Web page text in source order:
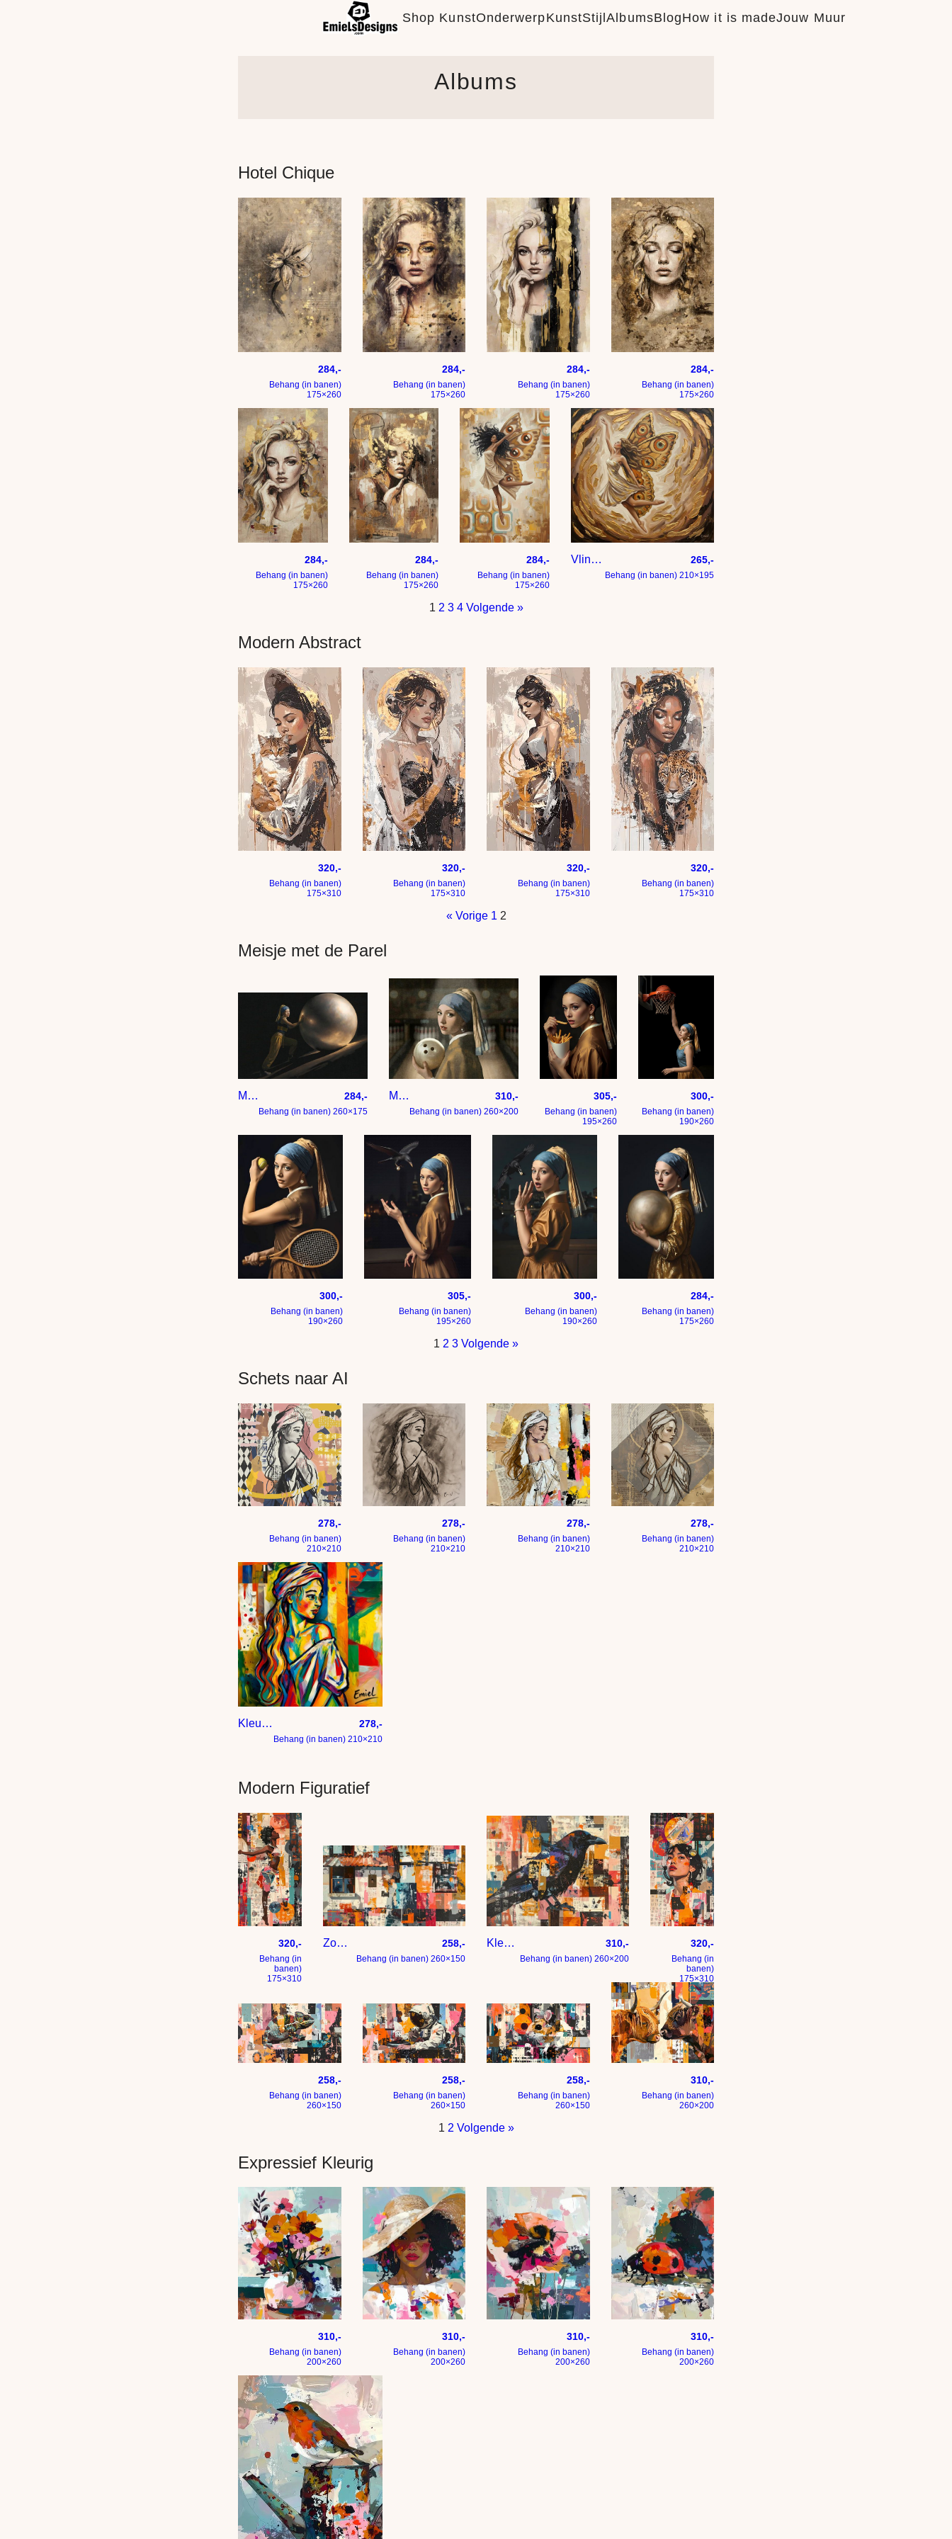
Shop KunstOnderwerpKunstStijlAlbumsBlogHow it is madeJouw Muur
Albums
Hotel Chique
Bloem – gouden tinten – hotel chique stijl
284,-
Behang (in banen)
175×260
Gouden schoonheid – portret in hotel chique interieur stijl
284,-
Behang (in banen)
175×260
Portret vrouw in goud
284,-
Behang (in banen)
175×260
Schoonheid van goud – portret van vrouw met gesloten ogen –
284,-
Behang (in banen)
175×260
Chique portret – schoonheid in taupe en goud
284,-
Behang (in banen)
175×260
Hotel chique portret met goud taupe en bruin tinten
284,-
Behang (in banen)
175×260
Afrikaanse vlinder fee in retro kleuren stijl
284,-
Behang (in banen)
175×260
Vlinder fee met gouden vleugelsq 265,-
Behang (in banen) 210×195
1 2 3 4 Volgende »
Modern Abstract
Vrouw met kat – hoog en smal – goud met beige
320,-
Behang (in banen)
175×310
hoog smal portret vrouw
320,-
Behang (in banen)
175×310
Vrouw in goud en taupe
320,-
Behang (in banen)
175×310
Vrouw met luipaard – kunst in aarde tinten
320,-
Behang (in banen)
175×310
« Vorige 1 2
Meisje met de Parel
Meisje met de enorme parel – heuvel op 284,-
Behang (in banen) 260×175
Meisje met de parel – bowling editie 310,-
Behang (in banen) 260×200
Het meisje met de parel eet een patatje met
305,-
Behang (in banen)
195×260
Het meisje met de parel dunkt de bal in het net
300,-
Behang (in banen)
190×260
Meisje met de parel doet aan tennis
300,-
Behang (in banen)
190×260
Waar doet ze het toch van
305,-
Behang (in banen)
195×260
Meisje met de parel wordt bestolen door een raaf
300,-
Behang (in banen)
190×260
Het meisje met de allergrootste parel
284,-
Behang (in banen)
175×260
1 2 3 Volgende »
Schets naar AI
Portret vrouw in grijs roze oker zwart en beige
278,-
Behang (in banen)
210×210
Meisje met linnen doeken in taupe tint
278,-
Behang (in banen)
210×210
Meisje in mixed media
278,-
Behang (in banen)
210×210
Kunstwerk vrouw met linnen kleren
278,-
Behang (in banen)
210×210
Kleurig schilder vrouw met hoofddoek 278,-
Behang (in banen) 210×210
Modern Figuratief
Dansen in kleur – blikvanger in moderne stijl
320,-
Behang (in
banen)
175×310
Zomerse huizen 258,-
Behang (in banen) 260×150
Kleurige raaf 310,-
Behang (in banen) 260×200
Modern kleurig en expressionistisch
320,-
Behang (in
banen)
175×310
Kleurig figuratief kunstwerk kameleon
258,-
Behang (in banen)
260×150
Astronaut DJ Expressief en kleurig statement – een schilderij me
258,-
Behang (in banen)
260×150
Expressief en kleurig statement – een schilderij met lef
258,-
Behang (in banen)
260×150
Hooglander koe staredown
310,-
Behang (in banen)
260×200
1 2 Volgende »
Expressief Kleurig
Vaas met bloemen – Modern expressief – penseelstreken en abstracte kleurige vlakken
310,-
Behang (in banen)
200×260
Zomers portrert Modern expressief – penseelstreken en abstracte kleurige vlakken
310,-
Behang (in banen)
200×260
Hommel op bloem – Modern expressief – penseelstreken en abstracte kleurige vlakken
310,-
Behang (in banen)
200×260
Lieveheersbeestje – Modern expressief – penseelstreken en
310,-
Behang (in banen)
200×260